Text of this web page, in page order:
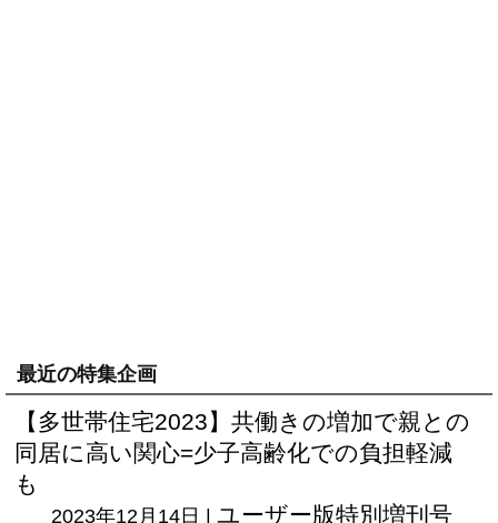
最近の特集企画
【多世帯住宅2023】共働きの増加で親との
同居に高い関心=少子高齢化での負担軽減
も
2023年12月14日 | ユーザー版特別増刊号